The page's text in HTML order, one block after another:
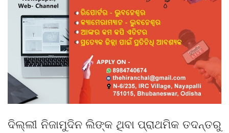
ଦିଲ୍ଲୀ ନିଜାମୁଦିନ ଲିଙ୍କ ଥିବା ପ୍ରାଥମିକ ତଦନ୍ତରୁ